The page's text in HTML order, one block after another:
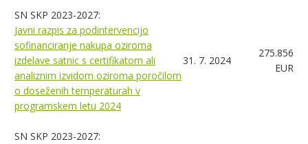
SN SKP 2023-2027:
Javni razpis za podintervencijo
sofinanciranje nakupa oziroma
izdelave satnic s certifikatom ali
analiznim izvidom oziroma poročilom
o doseženih temperaturah v
programskem letu 2024
31. 7. 2024
275.856
EUR
SN SKP 2023-2027: